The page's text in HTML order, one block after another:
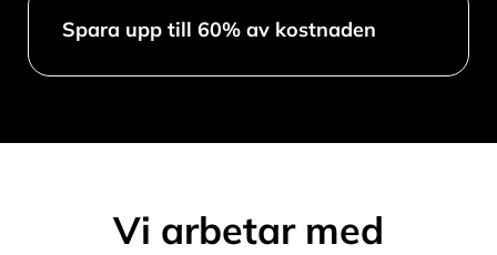
Spara upp till 60% av kostnaden
Vi arbetar med